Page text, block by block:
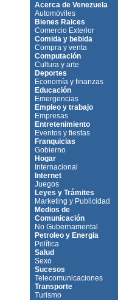
Acerca de Venezuela
Automóviles
Bienes Raices
Comercio Exterior
Comida y bebida
Compra y venta
Computación
Cultura y arte
Deportes
Economía y finanzas
Educación
Emergencias
Empleo y trabajo
Empresas
Entretenimiento
Eventos y fiestas
Franquicias
Gobierno
Hogar
Internacional
Internet
Juegos
Leyes y Trámites
Marketing y Publicidad
Medios de
Comunicación
No Gubernamental
Petroleo y Energia
Política
Salud
Sexo
Sucesos
Telecomunicaciones
Transporte
Turismo